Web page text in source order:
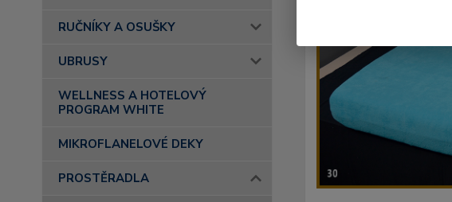
RUČNÍKY A OSUŠKY
UBRUSY
WELLNESS A HOTELOVÝ
PROGRAM WHITE
MIKROFLANELOVÉ DEKY
PROSTĚRADLA